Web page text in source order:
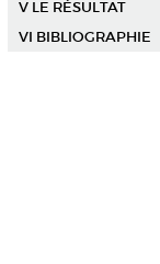
V LE RÉSULTAT
VI BIBLIOGRAPHIE